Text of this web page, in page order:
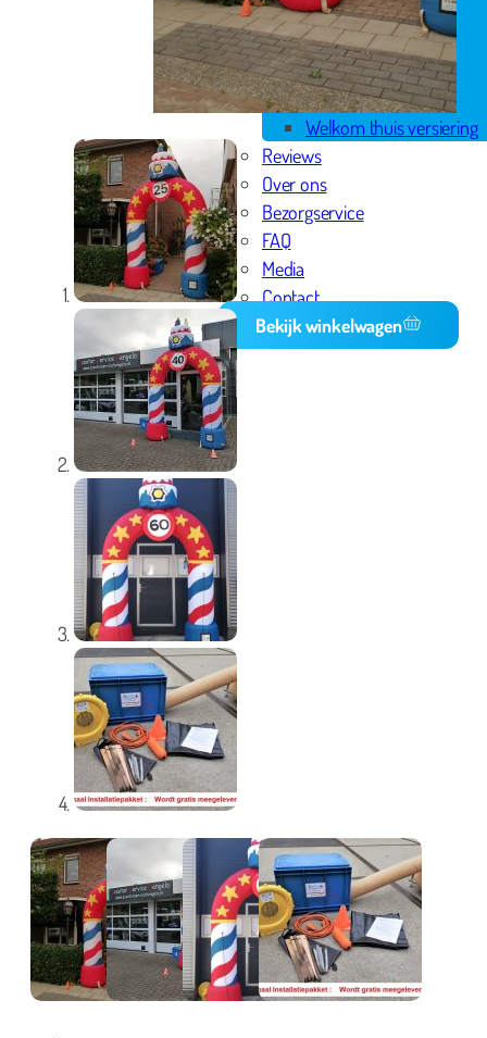
Huwelijk versiering
Pensioen versiering
Verjaardag versiering
Voordeelpakketten
Welkom thuis versiering
Reviews
Over ons
Bezorgservice
FAQ
Media
Contact
Bekijk winkelwagen